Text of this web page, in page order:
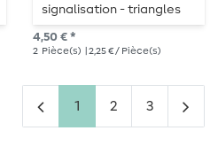
signalisation - triangles
4,2 cm x 3,6 cm -
autocollants
4,50 € *
2 Pièce(s) | 2,25 € / Pièce(s)
1 2 3